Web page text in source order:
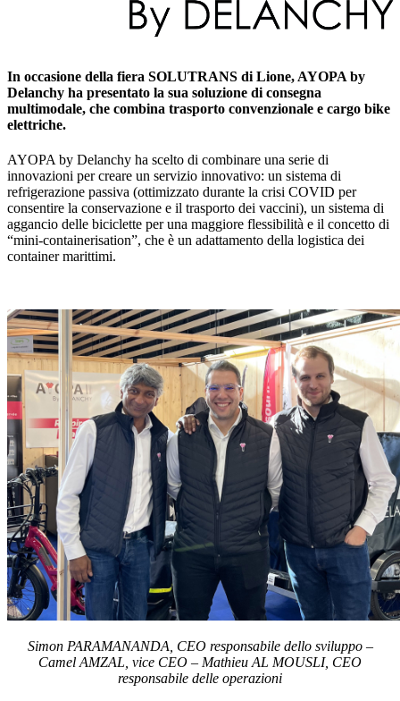
In occasione della fiera SOLUTRANS di Lione, AYOPA by
Delanchy ha presentato la sua soluzione di consegna
multimodale, che combina trasporto convenzionale e cargo bike
elettriche.
AYOPA by Delanchy ha scelto di combinare una serie di
innovazioni per creare un servizio innovativo: un sistema di
refrigerazione passiva (ottimizzato durante la crisi COVID per
consentire la conservazione e il trasporto dei vaccini), un sistema di
aggancio delle biciclette per una maggiore flessibilità e il concetto di
“mini-containerisation”, che è un adattamento della logistica dei
container marittimi.
Simon PARAMANANDA, CEO responsabile dello sviluppo –
Camel AMZAL, vice CEO – Mathieu AL MOUSLI, CEO
responsabile delle operazioni